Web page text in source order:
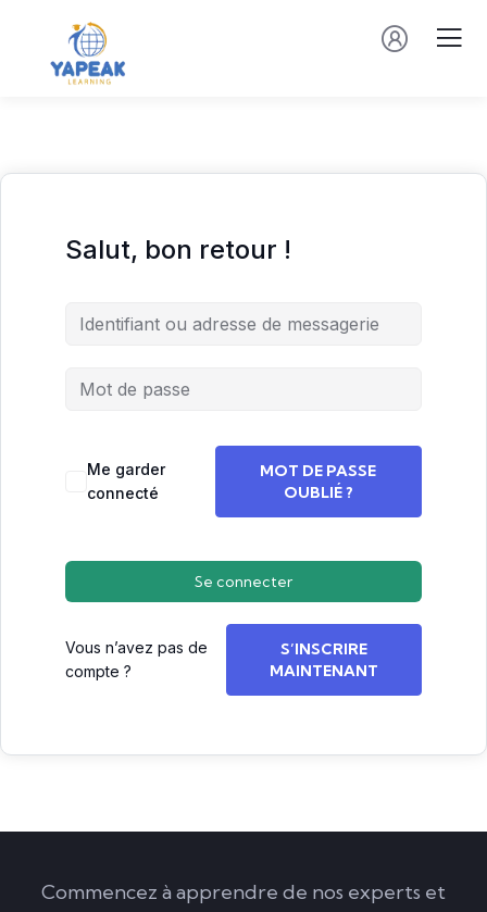
Salut, bon retour !
Me garder
connecté
MOT DE PASSE
OUBLIÉ ?
Se connecter
Vous n’avez pas de
compte ?
S’INSCRIRE
MAINTENANT
Commencez à apprendre de nos experts et